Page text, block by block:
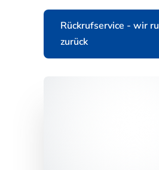
Rückrufservice - wir
zurück